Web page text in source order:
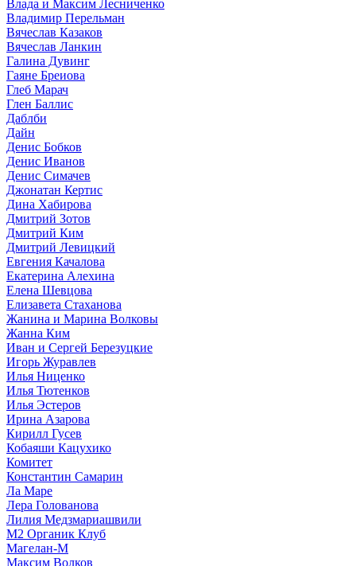
Влада и Максим Лесниченко
Владимир Перельман
Вячеслав Казаков
Вячеслав Ланкин
Галина Дувинг
Гаяне Бреиова
Глеб Марач
Глен Баллис
Даблби
Дайн
Денис Бобков
Денис Иванов
Денис Симачев
Джонатан Кертис
Дина Хабирова
Дмитрий Зотов
Дмитрий Ким
Дмитрий Левицкий
Евгения Качалова
Екатерина Алехина
Елена Шевцова
Елизавета Стаханова
Жанина и Марина Волковы
Жанна Ким
Иван и Сергей Березуцкие
Игорь Журавлев
Илья Ниценко
Илья Тютенков
Илья Эстеров
Ирина Азарова
Кирилл Гусев
Кобаяши Кацухико
Комитет
Константин Самарин
Ла Маре
Лера Голованова
Лилия Медзмариашвили
М2 Органик Клуб
Магелан-М
Максим Волков